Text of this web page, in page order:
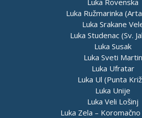
Luka Ružmarinka
Luka Srakane
Luka Studenac (Sv.
Luka Susak
Luka Sveti Martin
Luka Ufratar
Luka Ul (Punta
Luka Unije
Luka Veli Lošinj
Luka Zela –